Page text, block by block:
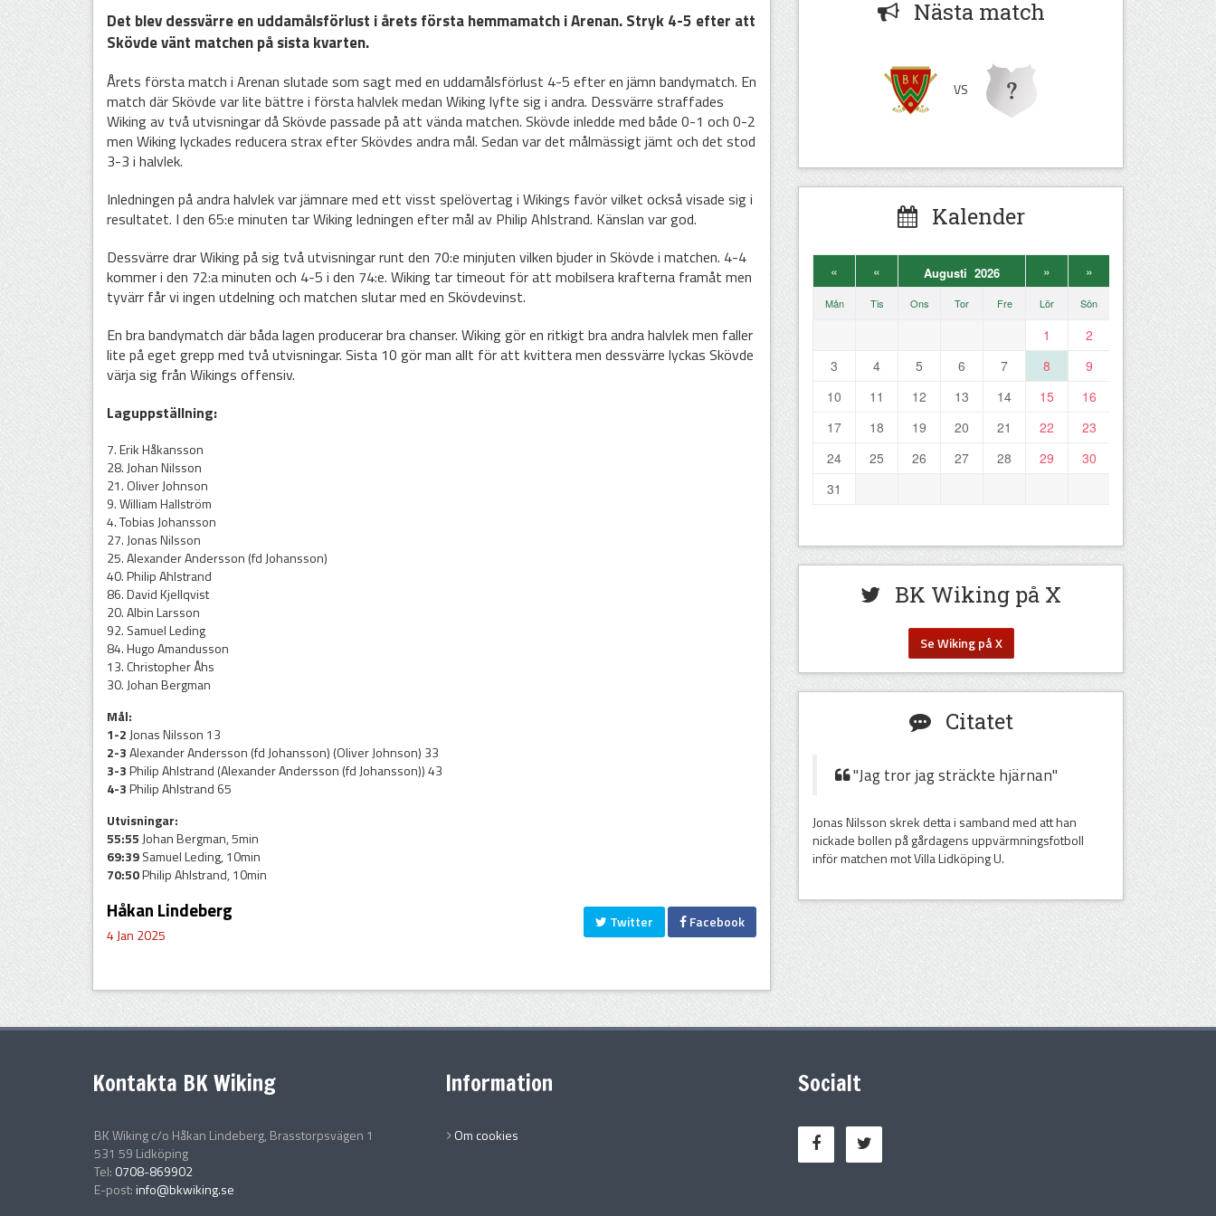
Nästa match
VS
Kalender
« « Augusti 2026 » »
Mån Tis Ons Tor Fre Lör Sön
1
2
3
4 5 6 7 8
9
10
11 12 13 14 15
16
17
18 19 20 21 22
23
24
25 26 27 28 29
30
31
BK Wiking på X
Se Wiking på X
Citatet
"Jag tror jag sträckte hjärnan"
Jonas Nilsson skrek detta i samband med att han
nickade bollen på gårdagens uppvärmningsfotboll
inför matchen mot Villa Lidköping U.
Det blev dessvärre en uddamålsförlust i årets första hemmamatch i Arenan. Stryk 4-5 efter att
Skövde vänt matchen på sista kvarten.
Årets första match i Arenan slutade som sagt med en uddamålsförlust 4-5 efter en jämn bandymatch. En
match där Skövde var lite bättre i första halvlek medan Wiking lyfte sig i andra. Dessvärre straffades
Wiking av två utvisningar då Skövde passade på att vända matchen. Skövde inledde med både 0-1 och 0-2
men Wiking lyckades reducera strax efter Skövdes andra mål. Sedan var det målmässigt jämt och det stod
3-3 i halvlek.
Inledningen på andra halvlek var jämnare med ett visst spelövertag i Wikings favör vilket också visade sig i
resultatet. I den 65:e minuten tar Wiking ledningen efter mål av Philip Ahlstrand. Känslan var god.
Dessvärre drar Wiking på sig två utvisningar runt den 70:e minjuten vilken bjuder in Skövde i matchen. 4-4
kommer i den 72:a minuten och 4-5 i den 74:e. Wiking tar timeout för att mobilsera krafterna framåt men
tyvärr får vi ingen utdelning och matchen slutar med en Skövdevinst.
En bra bandymatch där båda lagen producerar bra chanser. Wiking gör en ritkigt bra andra halvlek men faller
lite på eget grepp med två utvisningar. Sista 10 gör man allt för att kvittera men dessvärre lyckas Skövde
värja sig från Wikings offensiv.
Laguppställning:
7. Erik Håkansson
28. Johan Nilsson
21. Oliver Johnson
9. William Hallström
4. Tobias Johansson
27. Jonas Nilsson
25. Alexander Andersson (fd Johansson)
40. Philip Ahlstrand
86. David Kjellqvist
20. Albin Larsson
92. Samuel Leding
84. Hugo Amandusson
13. Christopher Åhs
30. Johan Bergman
Mål:
1-2Jonas Nilsson 13
2-3Alexander Andersson (fd Johansson) (Oliver Johnson) 33
3-3Philip Ahlstrand (Alexander Andersson (fd Johansson)) 43
4-3Philip Ahlstrand 65
Utvisningar:
55:55Johan Bergman, 5min
69:39Samuel Leding, 10min
70:50Philip Ahlstrand, 10min
Håkan Lindeberg
4 Jan 2025
Twitter Facebook
Kontakta BK Wiking
BK Wiking c/o Håkan Lindeberg, Brasstorpsvägen 1
531 59 Lidköping
Tel: 0708-869902
E-post:info@bkwiking.se
Information
Om cookies
Socialt